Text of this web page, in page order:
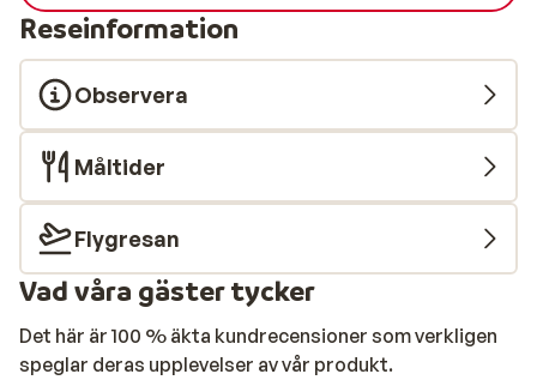
Reseinformation
Observera
Måltider
Flygresan
Vad våra gäster tycker
Det här är 100 % äkta kundrecensioner som verkligen
speglar deras upplevelser av vår produkt.